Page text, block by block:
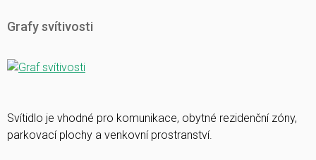
Grafy svítivosti
Svítidlo je vhodné pro komunikace, obytné rezidenční zóny,
parkovací plochy a venkovní prostranství.